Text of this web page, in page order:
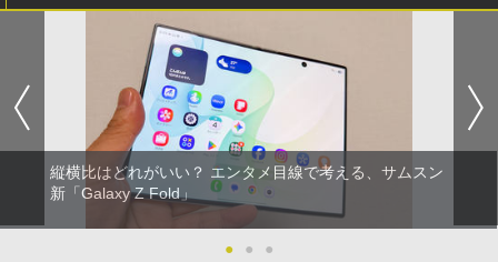
縦横比はどれがいい？ エンタメ目線で考える、サムスン
新「Galaxy Z Fold」
● ● ●